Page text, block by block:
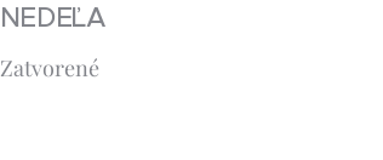
NEDEĽA
Zatvorené